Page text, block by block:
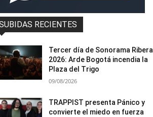
RECIENTES
Tercer día de Sonorama Ribera
2026: Arde Bogotá incendia la
Plaza del Trigo
09/08/2026
TRAPPIST presenta Pánico y
convierte el miedo en fuerza